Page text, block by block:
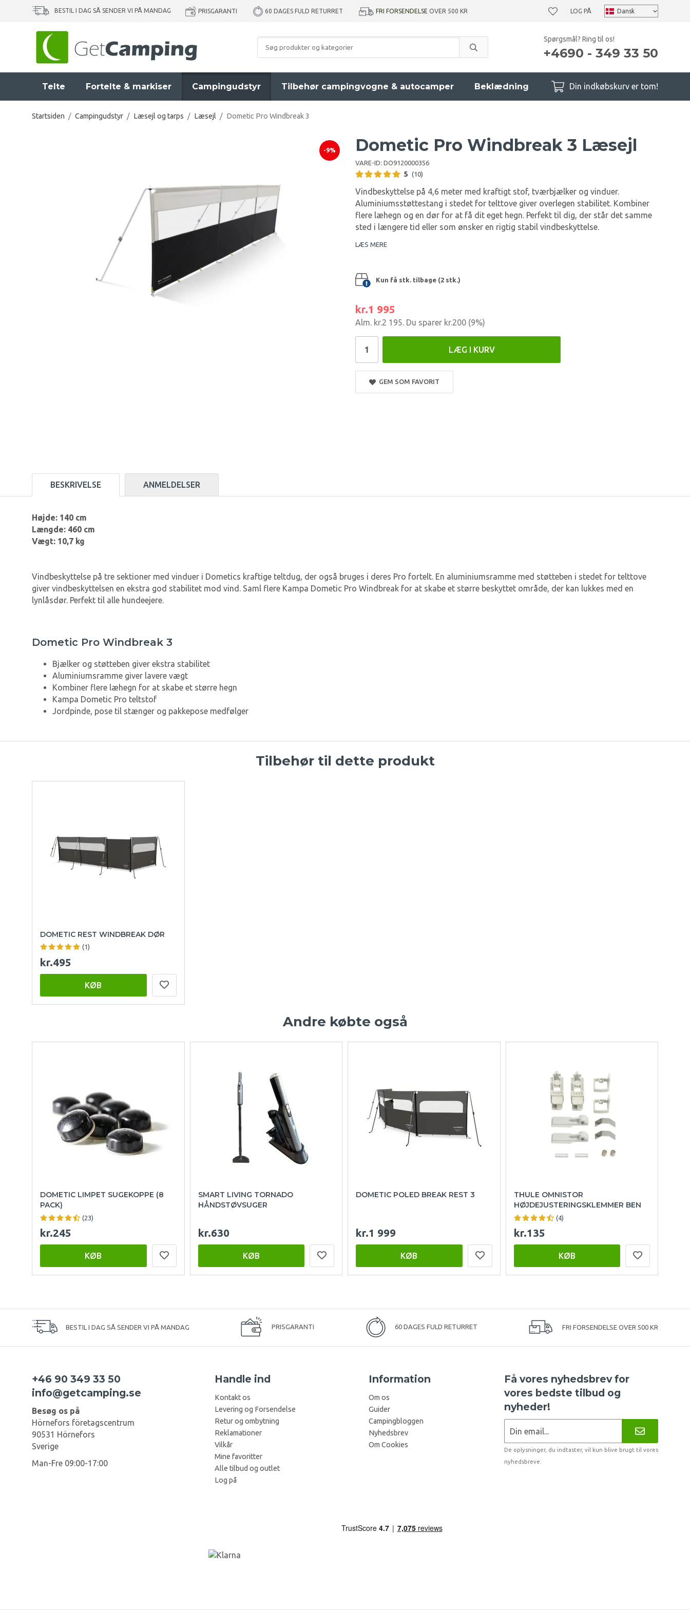
BESTIL I DAG SÅ SENDER VI PÅ MANDAG PRISGARANTI 60 DAGES FULD RETURRET FRI FORSENDELSE OVER 500 KR LOG PÅ
Spørgsmål? Ring til os!
+4690 - 349 33 50
Telte Fortelte & markiser Campingudstyr Tilbehør campingvogne & autocamper Beklædning Din indkøbskurv er tom!
Startsiden / Campingudstyr / Læsejl og tarps / Læsejl / Dometic Pro Windbreak 3
-9% Dometic Pro Windbreak 3 Læsejl
VARE-ID: DO9120000356
5 (10)
Vindbeskyttelse på 4,6 meter med kraftigt stof, tværbjælker og vinduer.
Aluminiumsstøttestang i stedet for telttove giver overlegen stabilitet. Kombiner
flere læhegn og en dør for at få dit eget hegn. Perfekt til dig, der står det samme
sted i længere tid eller som ønsker en rigtig stabil vindbeskyttelse.
LÆS MERE
Kun få stk. tilbage (2 stk.)
kr.1 995
Alm. kr.2 195. Du sparer kr.200 (9%)
LÆG I KURV
GEM SOM FAVORIT
BESKRIVELSE ANMELDELSER
Højde: 140 cm
Længde: 460 cm
Vægt: 10,7 kg
Vindbeskyttelse på tre sektioner med vinduer i Dometics kraftige teltdug, der også bruges i deres Pro fortelt. En aluminiumsramme med støtteben i stedet for telttove
giver vindbeskyttelsen en ekstra god stabilitet mod vind. Saml flere Kampa Dometic Pro Windbreak for at skabe et større beskyttet område, der kan lukkes med en
lynlåsdør. Perfekt til alle hundeejere.
Dometic Pro Windbreak 3
Bjælker og støtteben giver ekstra stabilitet
Aluminiumsramme giver lavere vægt
Kombiner flere læhegn for at skabe et større hegn
Kampa Dometic Pro teltstof
Jordpinde, pose til stænger og pakkepose medfølger
Tilbehør til dette produkt
DOMETIC REST WINDBREAK DØR
(1)
kr.495
KØB
Andre købte også
DOMETIC LIMPET SUGEKOPPE (8
PACK)
(23)
kr.245
KØB
SMART LIVING TORNADO
HÅNDSTØVSUGER
kr.630
KØB
DOMETIC POLED BREAK REST 3
kr.1 999
KØB
THULE OMNISTOR
HØJDEJUSTERINGSKLEMMER BEN
(4)
kr.135
KØB
BESTIL I DAG SÅ SENDER VI PÅ MANDAG PRISGARANTI 60 DAGES FULD RETURRET FRI FORSENDELSE OVER 500 KR
+46 90 349 33 50
info@getcamping.se
Besøg os på
Hörnefors företagscentrum
90531 Hörnefors
Sverige
Man-Fre 09:00-17:00
Handle ind
Kontakt os
Levering og Forsendelse
Retur og ombytning
Reklamationer
Vilkår
Mine favoritter
Alle tilbud og outlet
Log på
Information
Om os
Guider
Campingbloggen
Nyhedsbrev
Om Cookies
Få vores nyhedsbrev for
vores bedste tilbud og
nyheder!
De oplysninger, du indtaster, vil kun blive brugt til vores
nyhedsbreve.